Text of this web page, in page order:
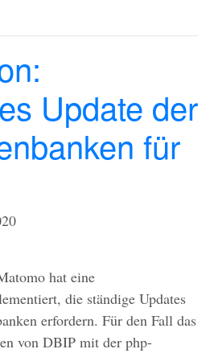
Update der
für
hat eine
die ständige Updates
erfordern. Für den Fall das
von DBIP mit der php-